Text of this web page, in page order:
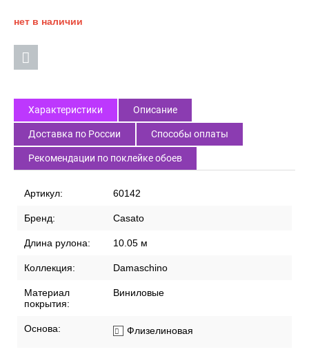
нет в наличии
Характеристики Описание
Доставка по России Способы оплаты
Рекомендации по поклейке обоев
Артикул: 60142
Бренд: Casato
Длина рулона: 10.05 м
Коллекция: Damaschino
Материал
покрытия:
Виниловые
Основа: Флизелиновая